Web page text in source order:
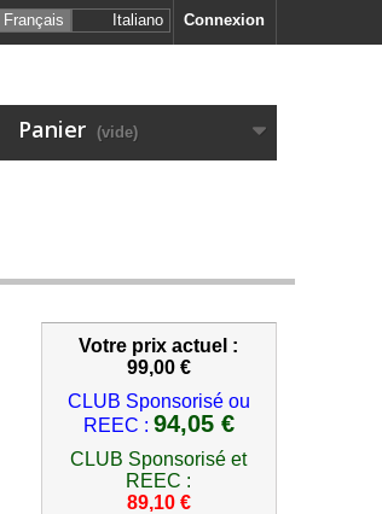
Connexion
Français Italiano
Panier (vide)
Votre prix actuel :
99,00 €
CLUB Sponsorisé ou
REEC : 94,05 €
CLUB Sponsorisé et
REEC :
89,10 €